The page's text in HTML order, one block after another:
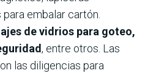
embalar cartón.
de vidrios para goteo,
, entre otros. Las
las diligencias para